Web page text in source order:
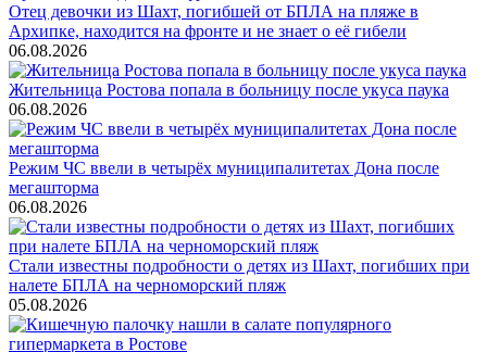
Отец девочки из Шахт, погибшей от БПЛА на пляже в
Архипке, находится на фронте и не знает о её гибели
06.08.2026
Жительница Ростова попала в больницу после укуса паука
06.08.2026
Режим ЧС ввели в четырёх муниципалитетах Дона после
мегашторма
06.08.2026
Стали известны подробности о детях из Шахт, погибших при
налете БПЛА на черноморский пляж
05.08.2026